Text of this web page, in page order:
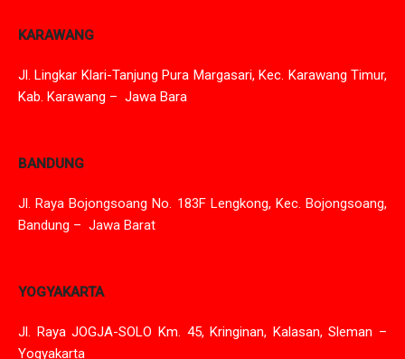
KARAWANG
Jl. Lingkar Klari-Tanjung Pura Margasari, Kec. Karawang Timur,
Kab. Karawang – Jawa Bara
BANDUNG
Jl. Raya Bojongsoang No. 183F Lengkong, Kec. Bojongsoang,
Bandung – Jawa Barat
YOGYAKARTA
Jl. Raya JOGJA-SOLO Km. 45, Kringinan, Kalasan, Sleman –
Yogyakarta